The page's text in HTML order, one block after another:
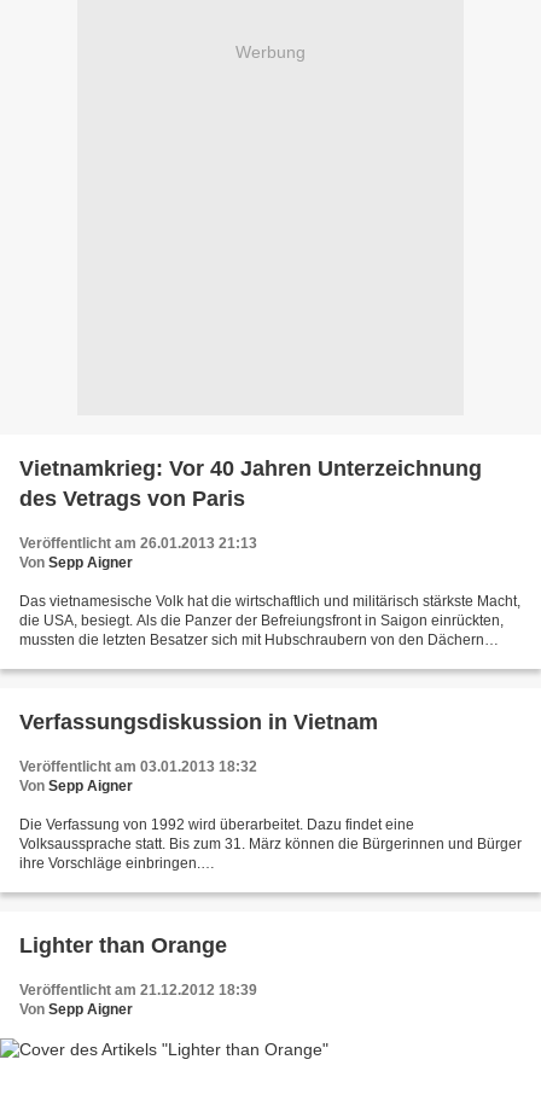
Werbung
Vietnamkrieg: Vor 40 Jahren Unterzeichnung
des Vetrags von Paris
Veröffentlicht am 26.01.2013 21:13
Von Sepp Aigner
Das vietnamesische Volk hat die wirtschaftlich und militärisch stärkste Macht,
die USA, besiegt. Als die Panzer der Befreiungsfront in Saigon einrückten,
mussten die letzten Besatzer sich mit Hubschraubern von den Dächern
Verfassungsdiskussion in Vietnam
Veröffentlicht am 03.01.2013 18:32
Von Sepp Aigner
Die Verfassung von 1992 wird überarbeitet. Dazu findet eine
Volksaussprache statt. Bis zum 31. März können die Bürgerinnen und Bürger
ihre Vorschläge einbringen.
(in Französisch)...
Lighter than Orange
Veröffentlicht am 21.12.2012 18:39
Von Sepp Aigner